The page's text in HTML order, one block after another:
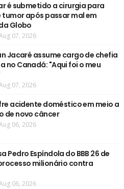
é submetido a cirurgia para
após passar mal em
Globo
07, 2026
Jacaré assume cargo de chefia
no Canadá: "Aqui foi o meu
07, 2026
acidente doméstico em meio a
de novo câncer
06, 2026
Pedro Espíndola do BBB 26 de
milionário contra
06, 2026